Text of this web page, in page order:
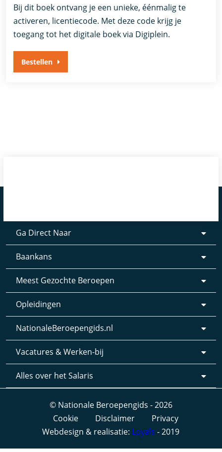
Bij dit boek ontvang je een unieke, éénmalig te
activeren, licentiecode. Met deze code krijg je
toegang tot het digitale boek via Digiplein.
Bestellen
Ga Direct Naar
Baankans
Meest Gezochte Beroepen
Opleidingen
NationaleBeroepengids.nl
Vacatures & Werken-bij
Alles over het Salaris
© Nationale Beroepengids - 2026
Cookie
Disclaimer
Privacy
Webdesign & realisatie: Loyals - 2019